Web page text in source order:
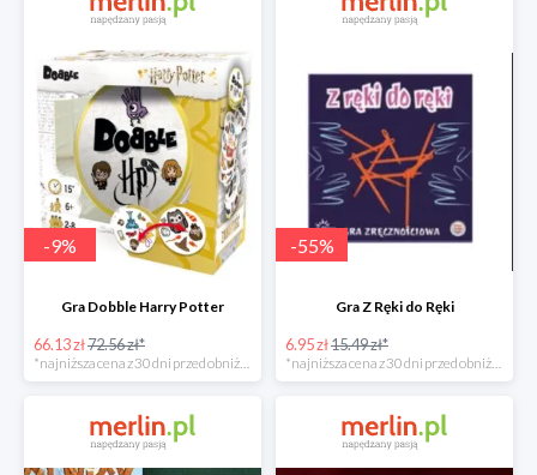
-9%
Gra Dobble Harry Potter
66.13 zł72.56 zł*
*najniższa cena z 30 dni przed obniżką
-55%
Gra Z Ręki do Ręki
6.95 zł15.49 zł*
*najniższa cena z 30 dni przed obniżką